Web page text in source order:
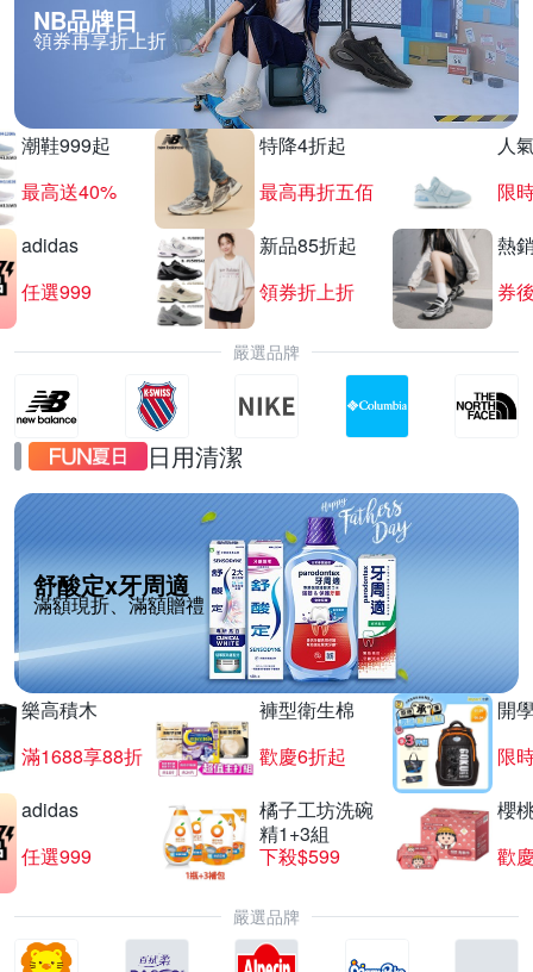
NB品牌日
領券再享折上折
潮鞋999起
最高送40%
特降4折起
最高再折五佰
人
限
adidas
任選999
新品85折起
領券折上折
熱
券
嚴選品牌
日用清潔
舒酸定x牙周適
滿額現折、滿額贈禮
樂高積木
滿1688享88折
褲型衛生棉
歡慶6折起
開
限
adidas
任選999
橘子工坊洗碗
精1+3組
下殺$599
櫻
歡
嚴選品牌